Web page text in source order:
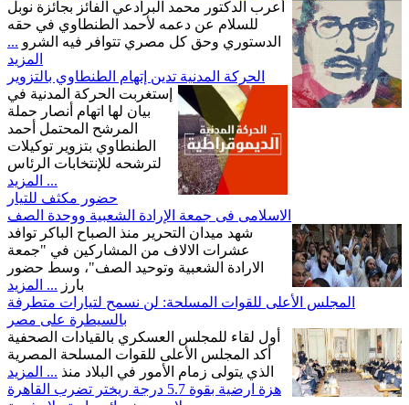
أعرب الدكتور محمد البرادعي الفائز بجائزة نوبل
للسلام عن دعمه لأحمد الطنطاوي في حقه
الدستوري وحق كل مصري تتوافر فيه الشرو ...
المزيد
الحركة المدنية تدين إتهام الطنطاوي بالتزوير
إستغربت الحركة المدنية في
بيان لها اتهام أنصار حملة
المرشح المحتمل أحمد
الطنطاوي بتزوير توكيلات
لترشحه للإنتخابات الرئاس
... المزيد
حضور مكثف للتيار
الاسلامى فى جمعة الإرادة الشعبية ووحدة الصف
شهد ميدان التحرير منذ الصباح الباكر توافد
عشرات الالاف من المشاركين في "جمعة
الارادة الشعبية وتوحيد الصف"، وسط حضور
بارز ... المزيد
المجلس الأعلى للقوات المسلحة: لن نسمح لتيارات متطرفة
بالسيطرة على مصر
أول لقاء للمجلس العسكري بالقيادات الصحفية‏
أكد المجلس الأعلى للقوات المسلحة المصرية
الذي يتولى زمام الأمور في البلاد منذ ... المزيد
هزة ارضية بقوة 5.7 درجة ريختر تضرب القاهرة